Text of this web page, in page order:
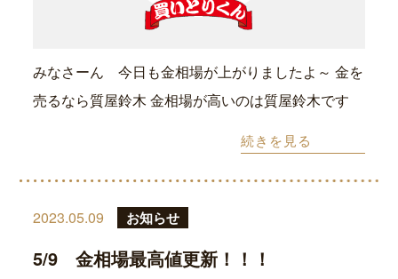
みなさーん 今日も金相場が上がりましたよ～ 金を
売るなら質屋鈴木 金相場が高いのは質屋鈴木です
続きを見る
2023.05.09 お知らせ
5/9 金相場最高値更新！！！